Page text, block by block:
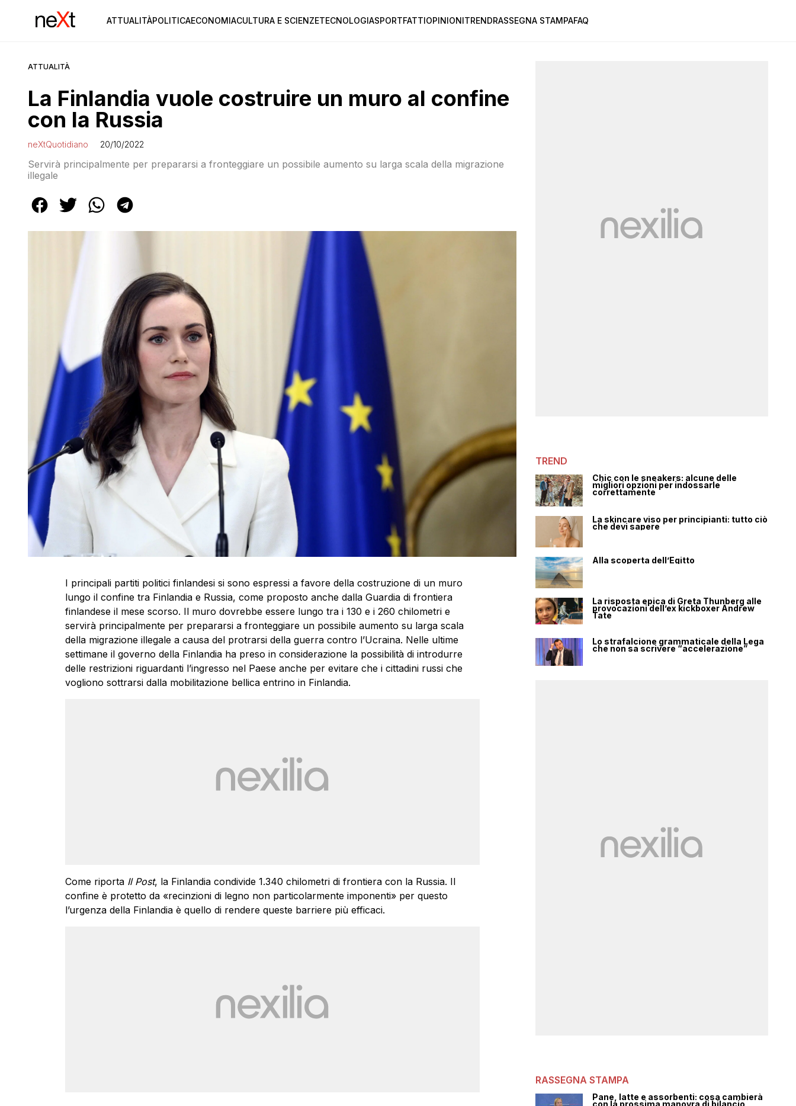
ATTUALITÀPOLITICAECONOMIACULTURA E SCIENZETECNOLOGIASPORTFATTIOPINIONITRENDRASSEGNA STAMPAFAQ
ATTUALITÀ
La Finlandia vuole costruire un muro al confine
con la Russia
neXtQuotidiano 20/10/2022
Servirà principalmente per prepararsi a fronteggiare un possibile aumento su larga scala della migrazione
illegale
I principali partiti politici finlandesi si sono espressi a favore della costruzione di un muro
lungo il confine tra Finlandia e Russia, come proposto anche dalla Guardia di frontiera
finlandese il mese scorso. Il muro dovrebbe essere lungo tra i 130 e i 260 chilometri e
servirà principalmente per prepararsi a fronteggiare un possibile aumento su larga scala
della migrazione illegale a causa del protrarsi della guerra contro l’Ucraina. Nelle ultime
settimane il governo della Finlandia ha preso in considerazione la possibilità di introdurre
delle restrizioni riguardanti l’ingresso nel Paese anche per evitare che i cittadini russi che
vogliono sottrarsi dalla mobilitazione bellica entrino in Finlandia.
Come riporta Il Post, la Finlandia condivide 1.340 chilometri di frontiera con la Russia. Il
confine è protetto da «recinzioni di legno non particolarmente imponenti» per questo
l’urgenza della Finlandia è quello di rendere queste barriere più efficaci.
TREND
Chic con le sneakers: alcune delle
migliori opzioni per indossarle
correttamente
La skincare viso per principianti: tutto ciò
che devi sapere
Alla scoperta dell’Egitto
La risposta epica di Greta Thunberg alle
provocazioni dell’ex kickboxer Andrew
Tate
Lo strafalcione grammaticale della Lega
che non sa scrivere “accelerazione”
RASSEGNA STAMPA
Pane, latte e assorbenti: cosa cambierà